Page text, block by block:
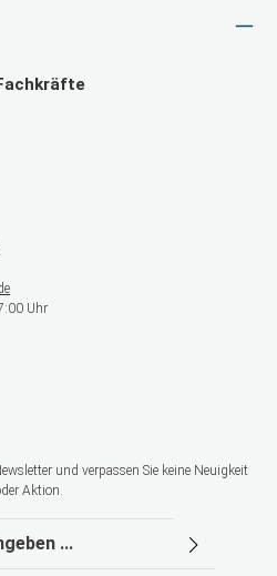
Uhr
und verpassen Sie keine Neuigkeit
Aktion.